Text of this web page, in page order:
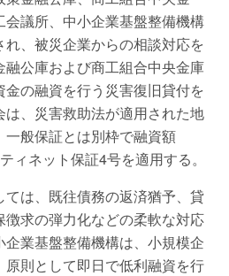
議所、中小企業基盤整備機構
、被災企業からの相談対応を
公庫および商工組合中央金庫
の融資を行う災害復旧貸付を
、災害救助法が適用された地
般保証とは別枠で融資額
ィネット保証4号を適用する。
ては、既往債務の返済猶予、貸
求の弾力化などの柔軟な対応
業基盤整備機構は、小規模企
則として即日で低利融資を行